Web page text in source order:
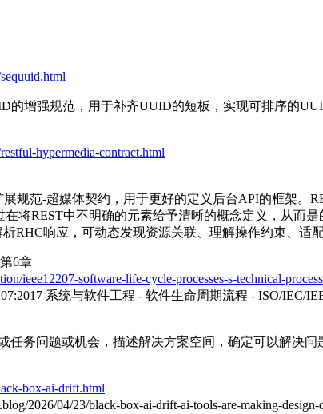
的增强规范，用于补齐UUID的短板，实现可排序的
hypermedia-contract.html
规范-超媒体契约，用于更好的定义后台API的框架。
将REST中不明确的元素给予清晰的概念定义，从而
RHC响应，可动态发现资源关联、理解操作约束、适
6章
ieee12207-software-life-cycle-processes-s-technical-
系统与软件工程 - 软件生命周期流程 - ISO/IEC/
任务问题或机会，描述解决方案空间，确定可以解决问
box-ai-drift.html
2026/04/23/black-box-ai-drift-ai-tools-are-making-